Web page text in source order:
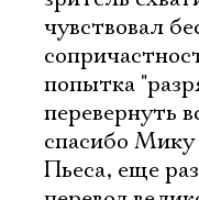
чувствовал
попытка
перевернуть
спасибо
Пьеса, еще